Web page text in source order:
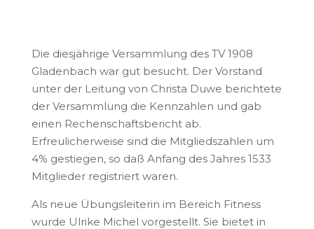
Die diesjährige Versammlung des TV 1908
Gladenbach war gut besucht. Der Vorstand
unter der Leitung von Christa Duwe berichtete
der Versammlung die Kennzahlen und gab
einen Rechenschaftsbericht ab.
Erfreulicherweise sind die Mitgliedszahlen um
4% gestiegen, so daß Anfang des Jahres 1533
Mitglieder registriert waren.
Als neue Übungsleiterin im Bereich Fitness
wurde Ulrike Michel vorgestellt. Sie bietet in